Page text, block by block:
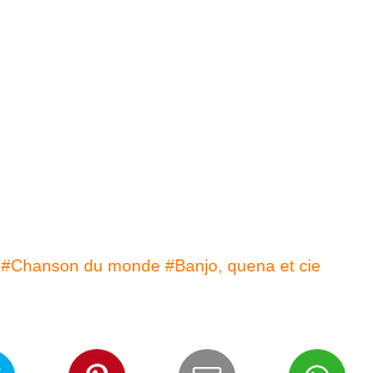
#Chanson du monde #Banjo, quena et cie